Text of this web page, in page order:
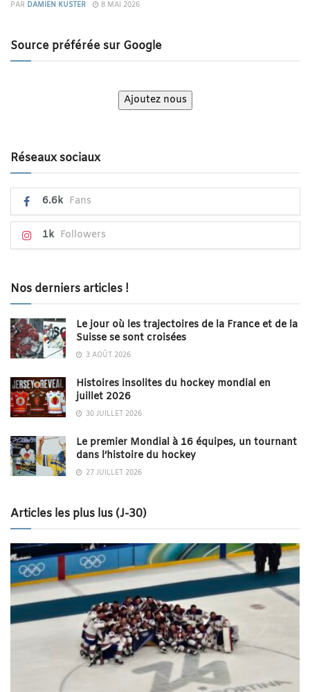
PAR DAMIEN KUSTER 8 MAI 2026
Source préférée sur Google
Ajoutez nous
Réseaux sociaux
6.6k Fans
1k Followers
Nos derniers articles !
Le jour où les trajectoires de la France et de la
Suisse se sont croisées
3 AOÛT 2026
Histoires insolites du hockey mondial en
juillet 2026
30 JUILLET 2026
Le premier Mondial à 16 équipes, un tournant
dans l’histoire du hockey
27 JUILLET 2026
Articles les plus lus (J-30)